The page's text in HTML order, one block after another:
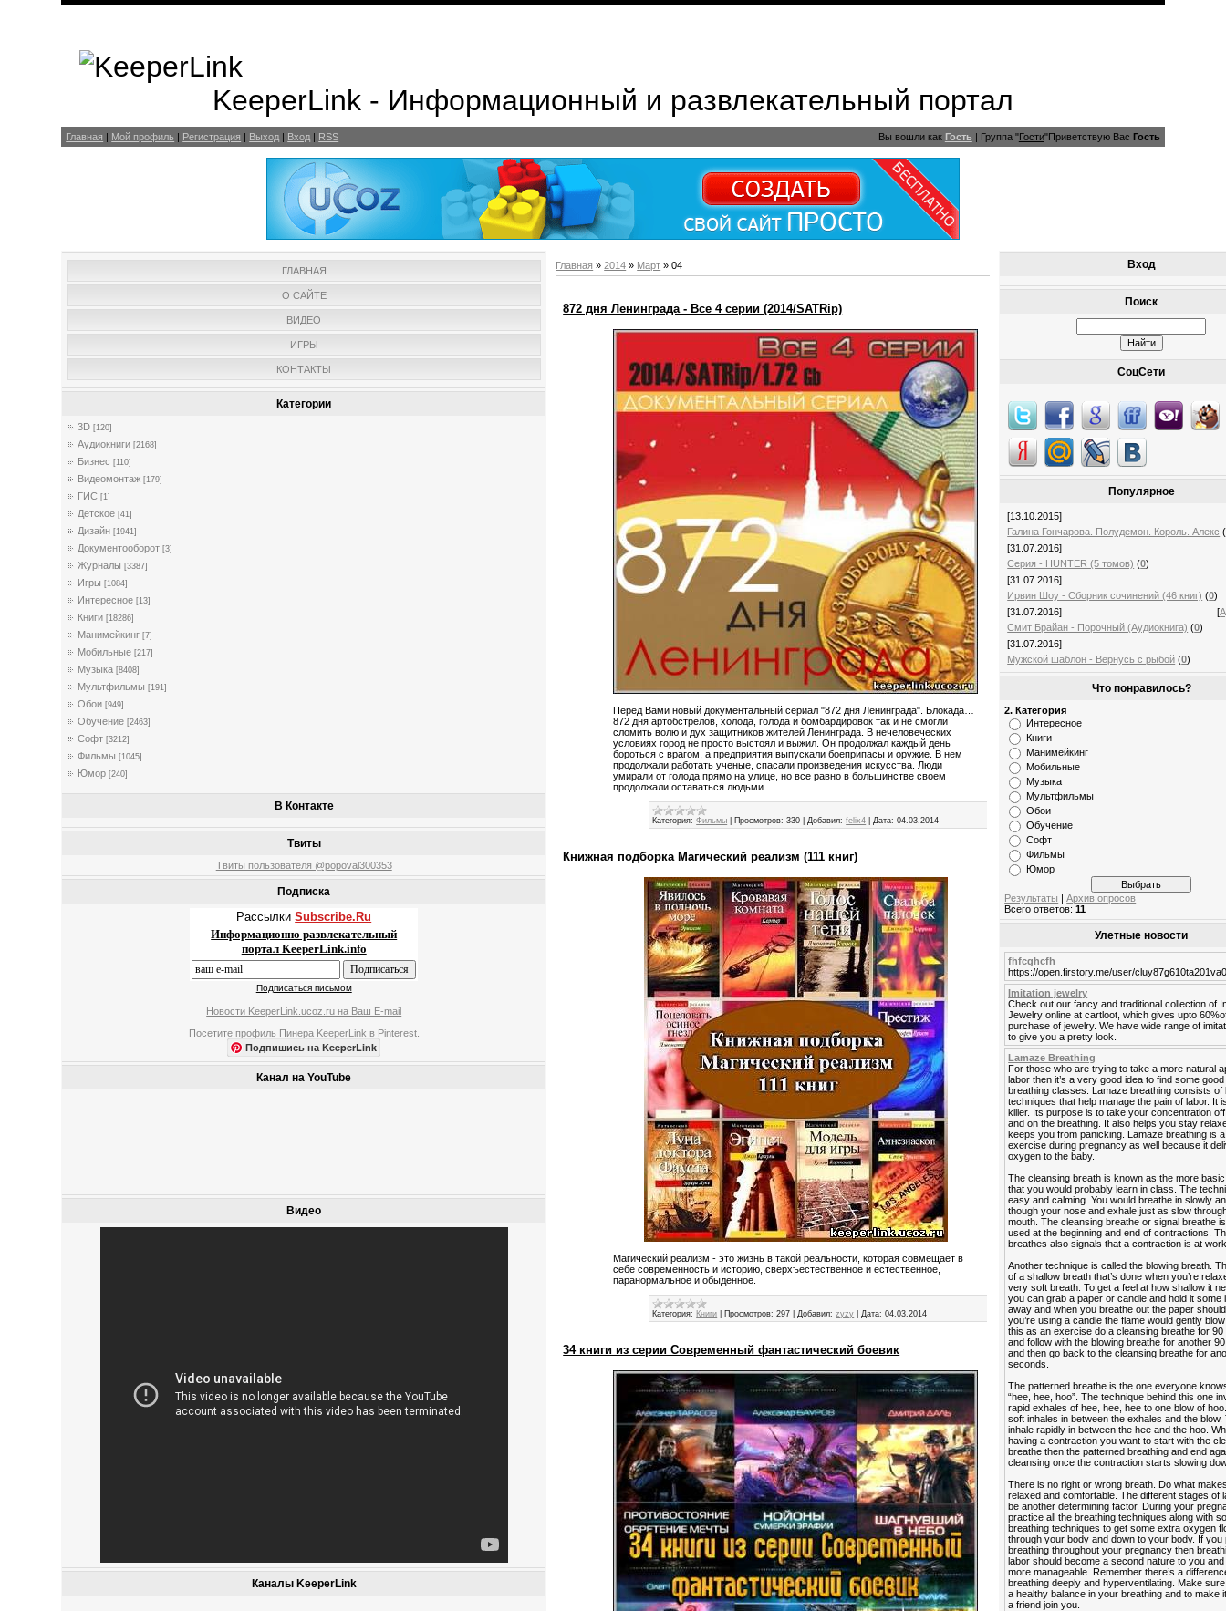
KeeperLink - Информационный и развлекательный портал
Главная | Мой профиль | Регистрация | Выход | Вход | RSS Вы вошли как Гость | Группа"Гости"Приветствую Вас Гость
ГЛАВНАЯ
О САЙТЕ
ВИДЕО
ИГРЫ
КОНТАКТЫ
Категории
3D [120]
Аудиокниги [2168]
Бизнес [110]
Видеомонтаж [179]
ГИС [1]
Детское [41]
Дизайн [1941]
Документооборот [3]
Журналы [3387]
Игры [1084]
Интересное [13]
Книги [18286]
Манимейкинг [7]
Мобильные [217]
Музыка [8408]
Мультфильмы [191]
Обои [949]
Обучение [2463]
Софт [3212]
Фильмы [1045]
Юмор [240]
В Контакте
Твиты
Твиты пользователя @popoval300353
Подписка
РассылкиSubscribe.Ru
Информационно развлекательный
портал KeeperLink.info
Подписаться письмом
Новости KeeperLink.ucoz.ru на Ваш E-mail
Посетите профиль Пинера KeeperLink в Pinterest.
Подпишись на KeeperLink
Канал на YouTube
Видео
Каналы KeeperLink
Главная »2014 » Март » 04
872 дня Ленинграда - Все 4 серии (2014/SATRip)
Перед Вами новый документальный сериал "872 дня Ленинграда". Блокада…
872 дня артобстрелов, холода, голода и бомбардировок так и не смогли
сломить волю и дух защитников жителей Ленинграда. В нечеловеческих
условиях город не просто выстоял и выжил. Он продолжал каждый день
бороться с врагом, а предприятия выпускали боеприпасы и оружие. В нем
продолжали работать ученые, спасали произведения искусства. Люди
умирали от голода прямо на улице, но все равно в большинстве своем
продолжали оставаться людьми.
Категория: Фильмы Просмотров: 330 |Добавил: felix4 |Дата: 04.03.2014
Книжная подборка Магический реализм (111 книг)
Магический реализм - это жизнь в такой реальности, которая совмещает в
себе современность и историю, сверхъестественное и естественное,
паранормальное и обыденное.
Категория: Книги Просмотров: 297 |Добавил: zyzy |Дата: 04.03.2014
34 книги из серии Современный фантастический боевик
Вход
Поиск
СоцСети
Популярное
[13.10.2015]
Галина Гончарова. Полудемон. Король. Алекс (
[31.07.2016]
Серия - HUNTER (5 томов) (0)
[31.07.2016]
Ирвин Шоу - Сборник сочинений (46 книг) (0)
[31.07.2016]
[
Смит Брайан - Порочный (Аудиокнига) (0)
[31.07.2016]
Мужской шаблон - Вернусь с рыбой (0)
Что понравилось?
2. Категория
Интересное
Книги
Манимейкинг
Мобильные
Музыка
Мультфильмы
Обои
Обучение
Софт
Фильмы
Юмор
Результаты |Архив опросов
Всего ответов:11
Улетные новости
fhfcghcfh
https://open.firstory.me/user/
Imitation jewelry
Check out our fancy and traditional collection of
Jewelry online at cartloot, which gives upto
purchase of jewelry. We have wide range of
to give you a pretty look.
Lamaze Breathing
For those who are trying to take a more natural
labor then it’s a very good idea to find some
breathing classes. Lamaze breathing consists of
techniques that help manage the pain of labor. It
killer. Its purpose is to take your concentration
and on the breathing. It also helps you stay
keeps you from panicking. Lamaze breathing is
exercise during pregnancy as well because it
oxygen to the baby.
The cleansing breath is known as the more
that you would probably learn in class. The
easy and calming. You would breathe in slowly
though your nose and exhale just as slow
mouth. The cleansing breathe or signal breathe
used at the beginning and end of contractions.
breathes also signals that a contraction is at
Another technique is called the blowing breath.
of a shallow breath that’s done when you’re
very soft breath. To get a feel at how shallow it
you can grab a paper or candle and hold it some
away and when you breathe out the paper
you’re using a candle the flame would gently
this as an exercise do a cleansing breathe for
and follow with the blowing breathe for another
and then go back to the cleansing breathe for
seconds.
The patterned breathe is the one everyone
“hee, hee, hoo”. The technique behind this one
rapid exhales of hee, hee, hee to one blow of
soft inhales in between the exhales and the blow.
inhale rapidly in between the hee and the hoo.
having a contraction you want to start with the
breathe then the patterned breathing and end
cleansing once the contraction starts slowing
There is no right or wrong breath. Do what
relaxed and comfortable. The different stages of
be another determining factor. During your
practice all the breathing techniques along with
breathing techniques to get some extra oxygen
through your body and down to your body. If you
breathing throughout your pregnancy then
labor should become a second nature to you and
more manageable. Remember there’s a
breathing deeply and hyperventilating. Make
a healthy balance in your breathing and to make
a friend join you.